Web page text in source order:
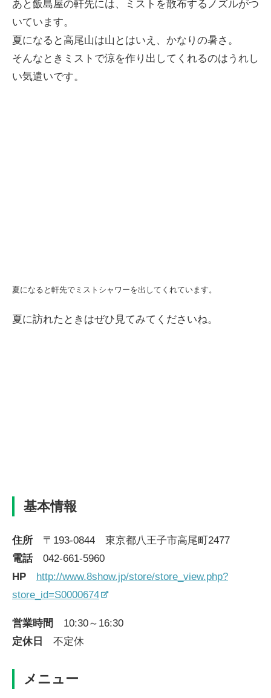
あと飯島屋の軒先には、ミストを散布するノズルがつ
いています。
夏になると高尾山は山とはいえ、かなりの暑さ。
そんなときミストで涼を作り出してくれるのはうれし
い気遣いです。
夏になると軒先でミストシャワーを出してくれています。
夏に訪れたときはぜひ見てみてくださいね。
基本情報
住所 〒193-0844 東京都八王子市高尾町2477
電話042-661-5960
HP
http://www.8show.jp/store/store_view.php?
store_id=S0000674
営業時間
10:30～16:30
定休日
不定休
メニュー